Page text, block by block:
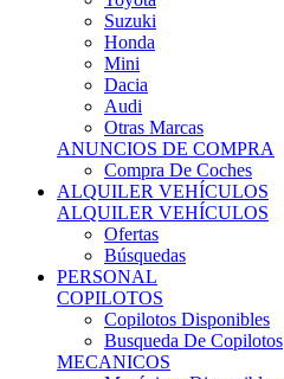
Suzuki
Honda
Mini
Dacia
Audi
Otras Marcas
ANUNCIOS DE COMPRA
Compra De Coches
ALQUILER VEHÍCULOS
ALQUILER VEHÍCULOS
Ofertas
Búsquedas
PERSONAL
COPILOTOS
Copilotos Disponibles
Busqueda De Copilotos
MECANICOS